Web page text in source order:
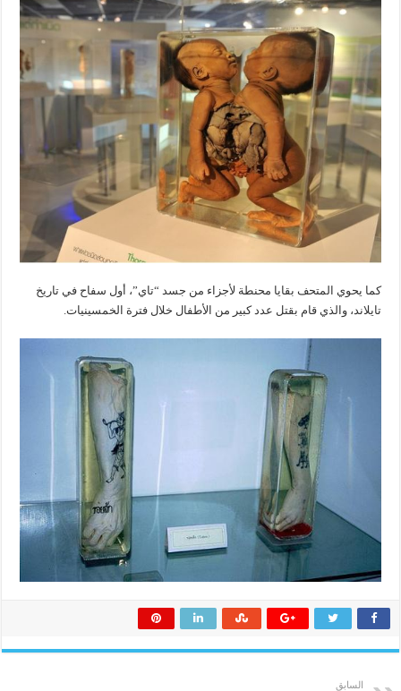
كما يحوي المتحف بقايا محنطة لأجزاء من جسد “تاي”، أول سفاح في تاريخ
تايلاند، والذي قام بقتل عدد كبير من الأطفال خلال فترة الخمسينيات.
السابق